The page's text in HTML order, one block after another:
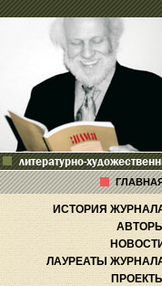
литературно-
ИСТОРИЯ
ЛАУРЕАТЫ